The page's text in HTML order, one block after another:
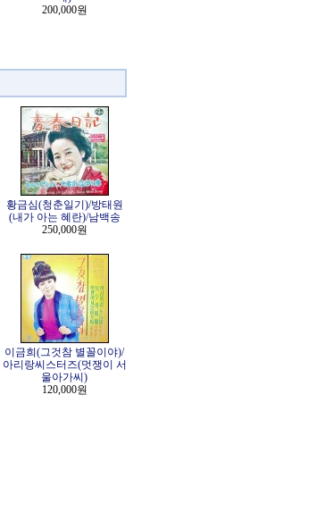
200,000원
황금심(청춘일기)/방태원
(내가 아는 혜란)/남백송
250,000원
이금희(그것참 별꼴이야)/
아리랑씨스터즈(멋쟁이 서
울아가씨)
120,000원